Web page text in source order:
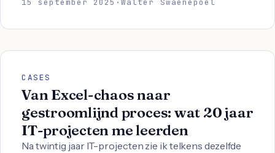
15 september 2025 ·Walter Swaenepoel
CASES
Van Excel-chaos naar
gestroomlijnd proces: wat 20 jaar
IT-projecten me leerden
Na twintig jaar IT-projecten zie ik telkens dezelfde